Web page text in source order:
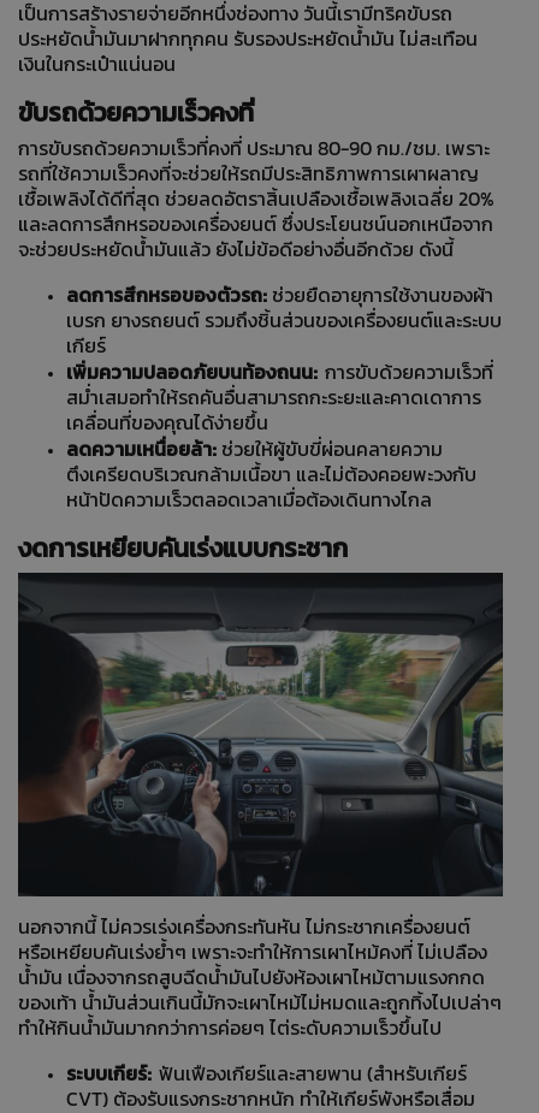
เป็นการสร้างรายจ่ายอีกหนึ่งช่องทาง วันนี้เรามีทริคขับรถ
ประหยัดน้ำมันมาฝากทุกคน รับรองประหยัดน้ำมัน ไม่สะเทือน
เงินในกระเป๋าแน่นอน
ขับรถด้วยความเร็วคงที่
การขับรถด้วยความเร็วที่คงที่ ประมาณ 80-90 กม./ชม. เพราะ
รถที่ใช้ความเร็วคงที่จะช่วยให้รถมีประสิทธิภาพการเผาผลาญ
เชื้อเพลิงได้ดีที่สุด ช่วยลดอัตราสิ้นเปลืองเชื้อเพลิงเฉลี่ย 20%
และลดการสึกหรอของเครื่องยนต์ ซึ่งประโยนชน์นอกเหนือจาก
จะช่วยประหยัดน้ำมันแล้ว ยังไม่ข้อดีอย่างอื่นอีกด้วย ดังนี้
ลดการสึกหรอของตัวรถ: ช่วยยืดอายุการใช้งานของผ้า
เบรก ยางรถยนต์ รวมถึงชิ้นส่วนของเครื่องยนต์และระบบ
เกียร์
เพิ่มความปลอดภัยบนท้องถนน: การขับด้วยความเร็วที่
สม่ำเสมอทำให้รถคันอื่นสามารถกะระยะและคาดเดาการ
เคลื่อนที่ของคุณได้ง่ายขึ้น
ลดความเหนื่อยล้า: ช่วยให้ผู้ขับขี่ผ่อนคลายความ
ตึงเครียดบริเวณกล้ามเนื้อขา และไม่ต้องคอยพะวงกับ
หน้าปัดความเร็วตลอดเวลาเมื่อต้องเดินทางไกล
งดการเหยียบคันเร่งแบบกระชาก
นอกจากนี้ ไม่ควรเร่งเครื่องกระทันหัน ไม่กระชากเครื่องยนต์
หรือเหยียบคันเร่งย้ำๆ เพราะจะทำให้การเผาไหม้คงที่ ไม่เปลือง
น้ำมัน เนื่องจากรถสูบฉีดน้ำมันไปยังห้องเผาไหม้ตามแรงกกด
ของเท้า น้ำมันส่วนเกินนี้มักจะเผาไหม้ไม่หมดและถูกทิ้งไปเปล่าๆ
ทำให้กินน้ำมันมากกว่าการค่อยๆ ไต่ระดับความเร็วขึ้นไป
ระบบเกียร์: ฟันเฟืองเกียร์และสายพาน (สำหรับเกียร์
CVT) ต้องรับแรงกระชากหนัก ทำให้เกียร์พังหรือเสื่อม